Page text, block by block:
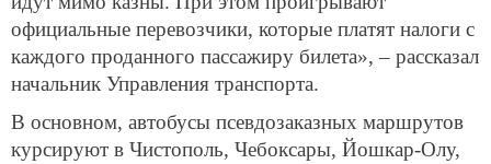
официальные перевозчики, которые платят налоги с
каждого проданного пассажиру билета», – рассказал
начальник Управления транспорта.
В основном, автобусы псевдозаказных маршрутов
курсируют в Чистополь, Чебоксары, Йошкар-Олу,